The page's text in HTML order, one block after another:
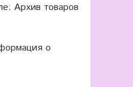
Архив товаров
о